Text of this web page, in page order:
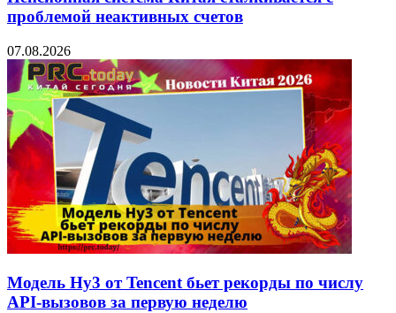
проблемой неактивных счетов
07.08.2026
Модель Hy3 от Tencent бьет рекорды по числу
API-вызовов за первую неделю